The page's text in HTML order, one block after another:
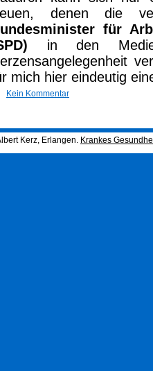
denen die
für
in den
mich hier eindeutig
Kein Kommentar
Kerz, Erlangen. Krankes